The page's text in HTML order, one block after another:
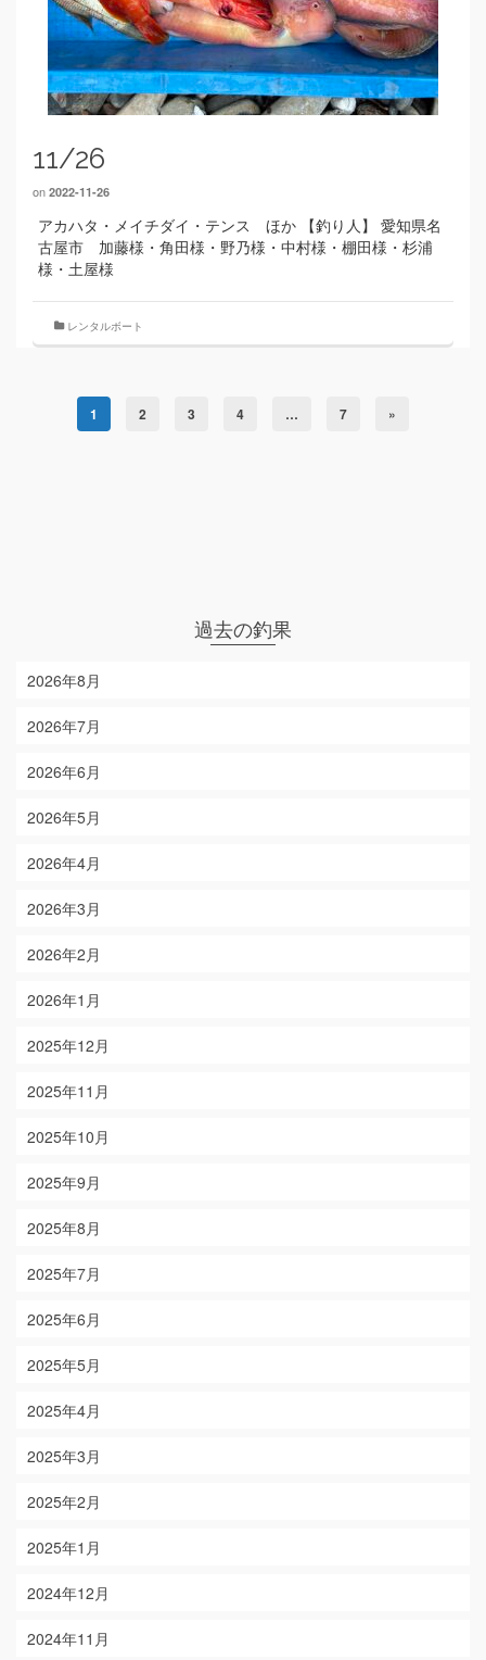
11/26
on 2022-11-26
アカハタ・メイチダイ・テンス ほか 【釣り人】 愛知県名
古屋市 加藤様・角田様・野乃様・中村様・棚田様・杉浦
様・土屋様
レンタルボート
1 2 3 4 … 7 »
過去の釣果
2026年8月
2026年7月
2026年6月
2026年5月
2026年4月
2026年3月
2026年2月
2026年1月
2025年12月
2025年11月
2025年10月
2025年9月
2025年8月
2025年7月
2025年6月
2025年5月
2025年4月
2025年3月
2025年2月
2025年1月
2024年12月
2024年11月